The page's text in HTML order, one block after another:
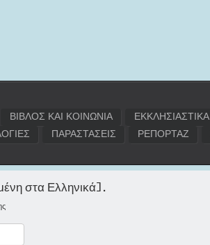
ΒΙΒΛΟΣ ΚΑΙ ΚΟΙΝΩΝΙΑ ΕΚΚΛΗΣΙΑΣΤΙΚΑ
ΠΑΡΑΣΤΑΣΕΙΣ ΡΕΠΟΡΤΑΖ
στα Ελληνικά].